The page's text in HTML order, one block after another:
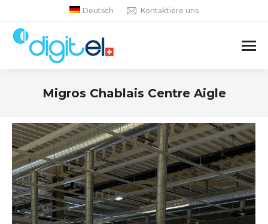
Deutsch Kontaktiere uns
Migros Chablais Centre Aigle